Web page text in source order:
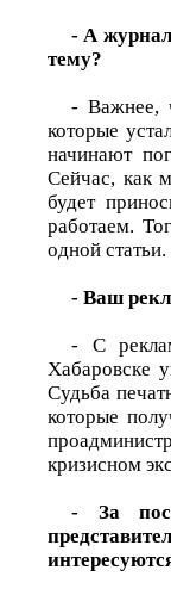
- А
тему?
- Важнее,
которые
начинают
Сейчас, как
будет
работаем.
одной
- Ваш
- С
Хабаровске
Судьба
которые
кризисном
- За